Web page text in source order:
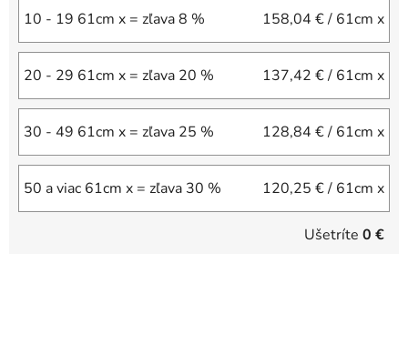
10 - 19 61cm x = zľava 8 % 158,04 €/ 61cm x
20 - 29 61cm x = zľava 20 % 137,42 €/ 61cm x
30 - 49 61cm x = zľava 25 % 128,84 €/ 61cm x
50 a viac 61cm x = zľava 30 % 120,25 €/ 61cm x
Ušetríte 0 €